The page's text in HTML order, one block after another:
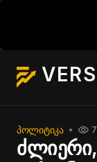
ᲞᲝᲚᲘᲢᲘᲙᲐ
ძლიერი,